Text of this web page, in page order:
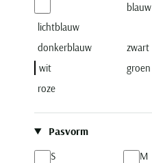
lichtblauw
blauw
donkerblauw
zwart
wit
groen
roze
Pasvorm
S
M